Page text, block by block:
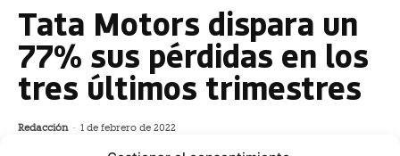
Tata Motors dispara un
77% sus pérdidas en los
tres últimos trimestres
Redacción - 1 de febrero de 2022
El fabricante indio de vehículos Tata Motors se